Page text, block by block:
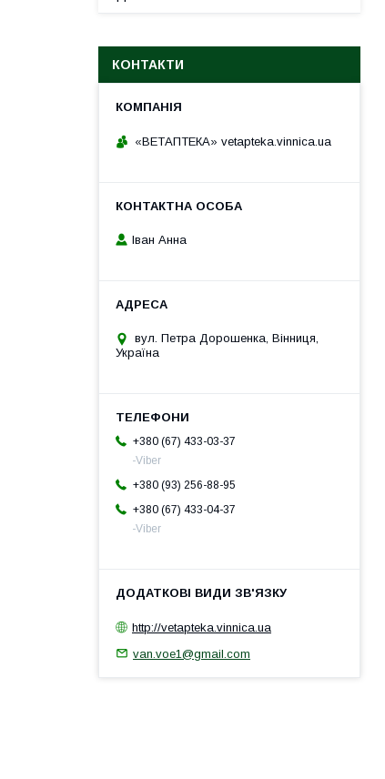
КОНТАКТИ
«ВЕТАПТЕКА» vetapteka.vinnica.ua
Іван Анна
вул. Петра Дорошенка, Вінниця,
Україна
+380 (67) 433-03-37
-Viber
+380 (93) 256-88-95
+380 (67) 433-04-37
-Viber
http://vetapteka.vinnica.ua
van.voe1@gmail.com